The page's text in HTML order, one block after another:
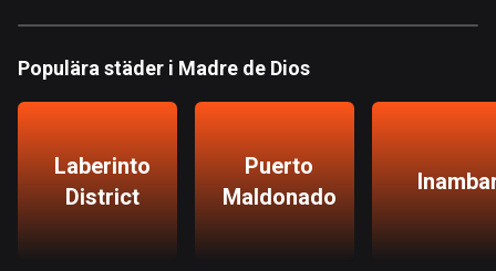
2 rutter
Costa Rica
149 rutter
Curaçao
4 rutter
Populära städer i Madre de Dios
Laberinto
District
Puerto
Maldonado